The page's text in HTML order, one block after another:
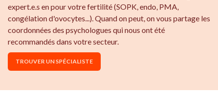
expert.e.s en pour votre fertilité (SOPK, endo, PMA,
congélation d'ovocytes...). Quand on peut, on vous partage les
coordonnées des psychologues qui nous ont été
recommandés dans votre secteur.
TROUVER UN SPÉCIALISTE